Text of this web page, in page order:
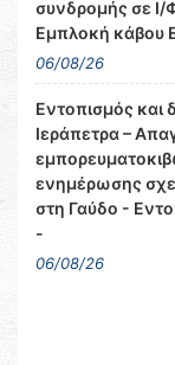
συνδρομής σε Ι/
Εμπλοκή κάβου
06/08/26
Εντοπισμός
Ιεράπετρα –
ενημέρωσης
στη Γαύδο -
-
06/08/26